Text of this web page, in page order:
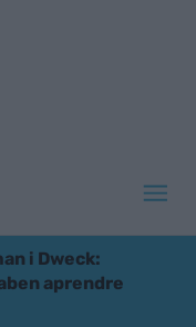
i Dweck:
aprendre